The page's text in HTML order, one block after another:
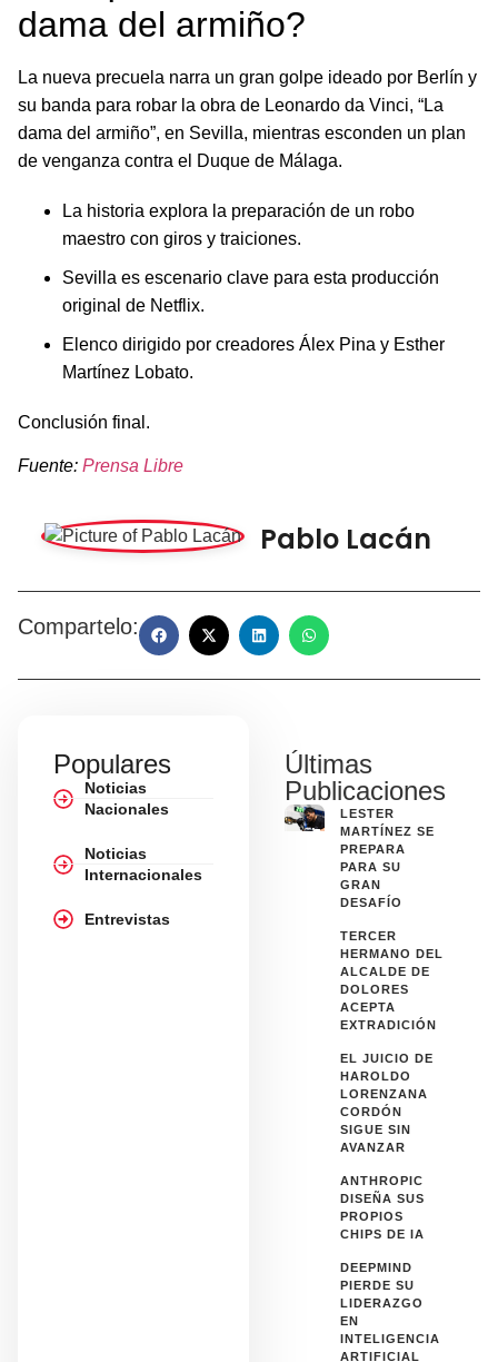
dama del armiño?
La nueva precuela narra un gran golpe ideado por Berlín y
su banda para robar la obra de Leonardo da Vinci, “La
dama del armiño”, en Sevilla, mientras esconden un plan
de venganza contra el Duque de Málaga.
La historia explora la preparación de un robo
maestro con giros y traiciones.
Sevilla es escenario clave para esta producción
original de Netflix.
Elenco dirigido por creadores Álex Pina y Esther
Martínez Lobato.
Conclusión final.
Fuente: Prensa Libre
Pablo Lacán
Compartelo:
Populares
Noticias
Nacionales
Noticias
Internacionales
Entrevistas
Últimas
Publicaciones
LESTER
MARTÍNEZ SE
PREPARA
PARA SU
GRAN
DESAFÍO
TERCER
HERMANO DEL
ALCALDE DE
DOLORES
ACEPTA
EXTRADICIÓN
EL JUICIO DE
HAROLDO
LORENZANA
CORDÓN
SIGUE SIN
AVANZAR
ANTHROPIC
DISEÑA SUS
PROPIOS
CHIPS DE IA
DEEPMIND
PIERDE SU
LIDERAZGO
EN
INTELIGENCIA
ARTIFICIAL